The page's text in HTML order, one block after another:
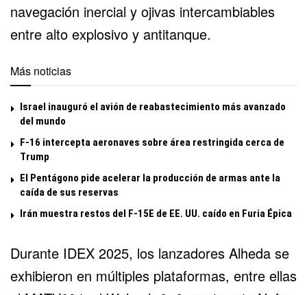
navegación inercial y ojivas intercambiables
entre alto explosivo y antitanque.
Más noticias
Israel inauguró el avión de reabastecimiento más avanzado
del mundo
F-16 intercepta aeronaves sobre área restringida cerca de
Trump
El Pentágono pide acelerar la producción de armas ante la
caída de sus reservas
Irán muestra restos del F-15E de EE. UU. caído en Furia Épica
Durante IDEX 2025, los lanzadores Alheda se
exhibieron en múltiples plataformas, entre ellas